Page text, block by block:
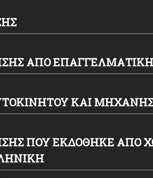
ΑΠΟ ΕΠΑΓΓΕΛΜΑΤΙΚΗ
ΚΑΙ
ΠΟΥ ΕΚΔΟΘΗΚΕ ΑΠΟ